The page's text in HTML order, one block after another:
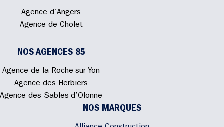
Agence d’Angers
Agence de Cholet
NOS AGENCES 85
Agence de la Roche-sur-Yon
Agence des Herbiers
Agence des Sables-d’Olonne
NOS MARQUES